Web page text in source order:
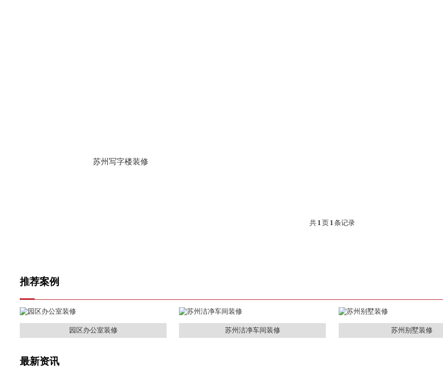
苏州写字楼装修
共 1页 1条记录
推荐案例
园区办公室装修 苏州洁净车间装修 苏州别墅装修
最新资讯